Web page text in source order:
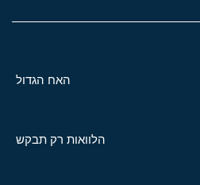
האח הגדול
הלוואות רק תבקש